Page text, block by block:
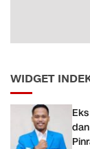
WIDGET